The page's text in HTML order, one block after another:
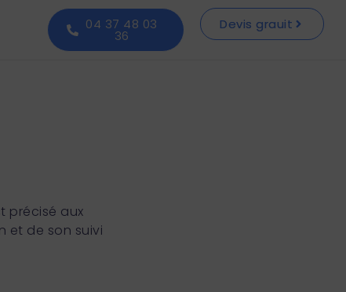
04 37 48 03
36
Devis grauit
précisé aux
et de son suivi